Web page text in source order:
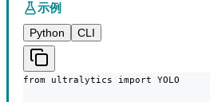
示例
Python
CLI
from ultralytics import YOLO